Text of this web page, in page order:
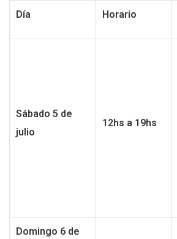
Día Horario
Sábado 5 de
julio
12hs a 19hs
Domingo 6 de